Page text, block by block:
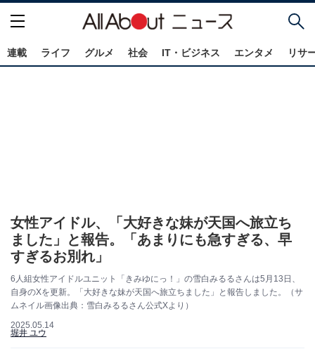
連載 ライフ グルメ 社会 IT・ビジネス エンタメ リサ
女性アイドル、「大好きな妹が天国へ旅立ち
ました」と報告。「あまりにも急すぎる、早
すぎるお別れ」
6人組女性アイドルユニット「きみゆにっ！」の雪白みるるさんは5月13日、
自身のXを更新。「大好きな妹が天国へ旅立ちました」と報告しました。（サ
ムネイル画像出典：雪白みるるさん公式Xより）
2025.05.14
堀井 ユウ